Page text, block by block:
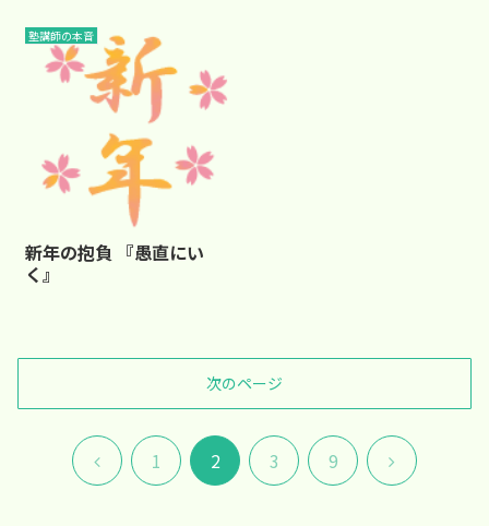
塾講師の本音
新年の抱負 『愚直にい
く』
次のページ
前
1 2 3 9
次